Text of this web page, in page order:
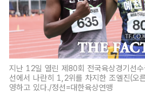
지난 12일 열린 제80회 전국육상경기선
선에서 나란히 1,2위를 차지한 조엘진(오
영하고 있다./정선=대한육상연맹